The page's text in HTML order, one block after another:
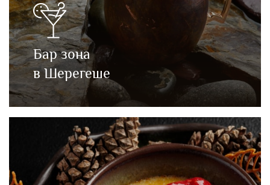
Бар зона
в Шерегеше
Огромный выбор традиционных
и необыкновенных напитков не оставит
равнодушным даже самого
притязательного гурмана. Наши бармены
готовы удивить Вас новыми вкусами.